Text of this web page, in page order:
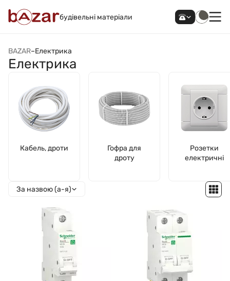
будівельні матеріали
BAZAR–Електрика
Електрика
Кабель, дроти
Гофра для
дроту
Розетки
електричні
За назвою (а-я)